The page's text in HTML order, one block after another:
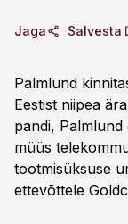
Jaga Salvesta
Palmlund
Eestist niipea
pandi,
müüs
tootmisüksuse
ettevõttele